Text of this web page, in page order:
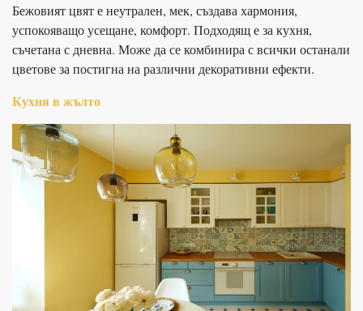
Бежовият цвят е неутрален, мек, създава хармония,
успокояващо усещане, комфорт. Подходящ е за кухня,
съчетана с дневна. Може да се комбинира с всички останали
цветове за постигна на различни декоративни ефекти.
Кухня в жълто